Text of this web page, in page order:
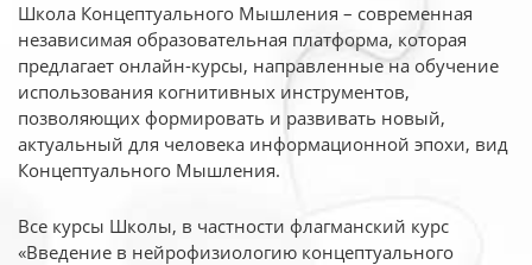
Школа Концептуального Мышления – современная
независимая образовательная платформа, которая
предлагает онлайн-курсы, направленные на обучение
использования когнитивных инструментов,
позволяющих формировать и развивать новый,
актуальный для человека информационной эпохи, вид
Концептуального Мышления.
Все курсы Школы, в частности флагманский курс
«Введение в нейрофизиологию концептуального